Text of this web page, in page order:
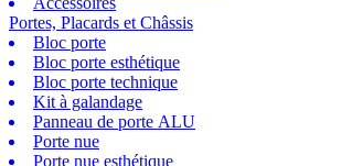
Portes, Placards et Châssis
Bloc porte
Bloc porte esthétique
Bloc porte technique
Kit à galandage
Panneau de porte ALU
Porte nue
Porte nue esthétique